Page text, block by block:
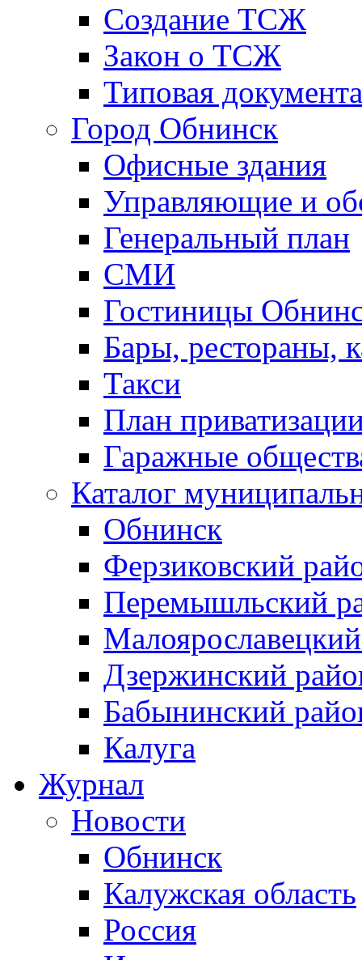
Создание ТСЖ
Закон о ТСЖ
Типовая
Город Обнинск
Офисные здания
Управляющие и
Генеральный план
СМИ
Гостиницы
Бары, рестораны,
Такси
План
Гаражные
Каталог
Обнинск
Ферзиковский
Перемышльский
Дзержинский
Бабынинский
Калуга
Журнал
Новости
Обнинск
Калужская область
Россия